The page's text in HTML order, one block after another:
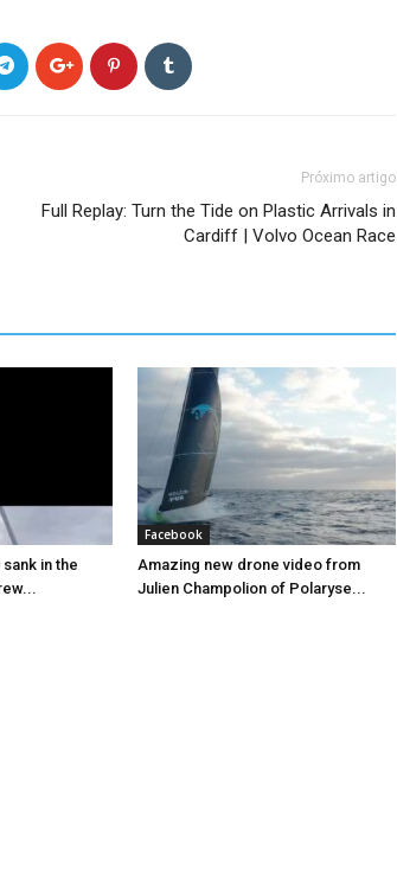
Próximo artigo
Full Replay: Turn the Tide on Plastic Arrivals in
Cardiff | Volvo Ocean Race
in the
Facebook
Amazing new drone video from
Julien Champolion of Polaryse...